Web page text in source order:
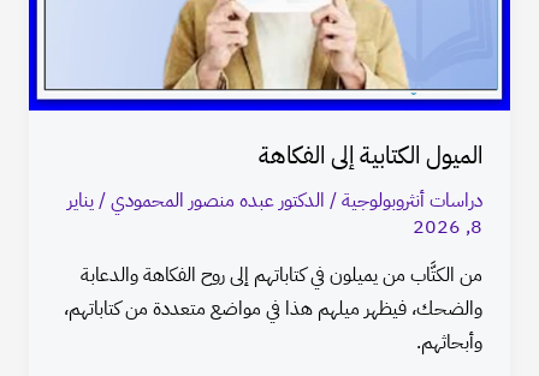
الميول الكتابية إلى الفكاهة
دراسات أنثروبولوجية/ الدكتور عبده منصور المحمودي/يناير
8, 2026
من الكتَّاب من يميلون في كتاباتهم إلى روح الفكاهة والدعابة
والضحك، فيظهر ميلهم هذا في مواضع متعددة من كتاباتهم،
وأبحاثهم.